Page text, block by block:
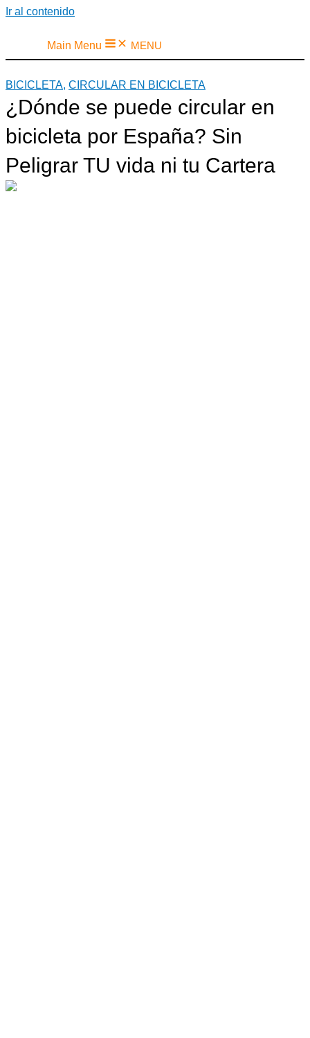
Ir al contenido
Main Menu MENU
BICICLETA, CIRCULAR EN BICICLETA
¿Dónde se puede circular en
bicicleta por España? Sin
Peligrar TU vida ni tu Cartera